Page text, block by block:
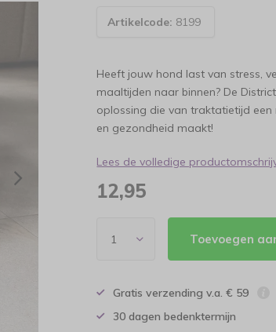
Artikelcode: 8199
Heeft jouw hond last van stress,
maaltijden naar binnen? De
oplossing die van traktatietijd
en gezondheid maakt!
Lees de volledige
12,95
Toevoegen
Gratis verzending v.a. € 59
30 dagen bedenktermijn